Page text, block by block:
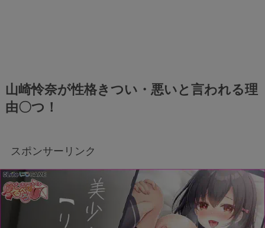
山崎怜奈が性格きつい・悪いと言われる理
由〇つ！
スポンサーリンク